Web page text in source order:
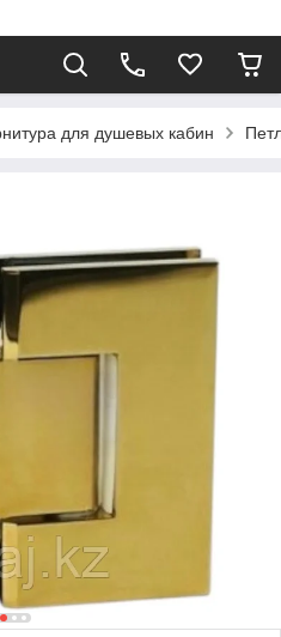
для душевых кабин